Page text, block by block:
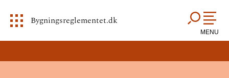
Bygningsreglementet.dk
MENU